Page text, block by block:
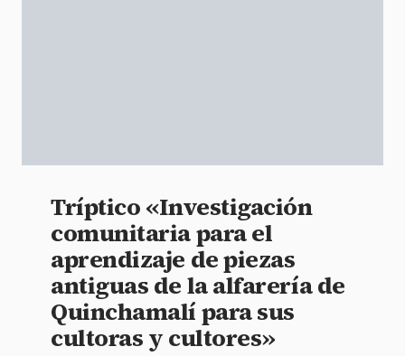
Tríptico «Investigación
comunitaria para el
aprendizaje de piezas
antiguas de la alfarería de
Quinchamalí para sus
cultoras y cultores»